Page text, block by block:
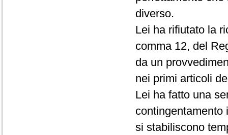
diverso.
Lei ha rifiutato la
comma 12, del
da un
nei primi articoli
Lei ha fatto una
contingentamento
si stabiliscono